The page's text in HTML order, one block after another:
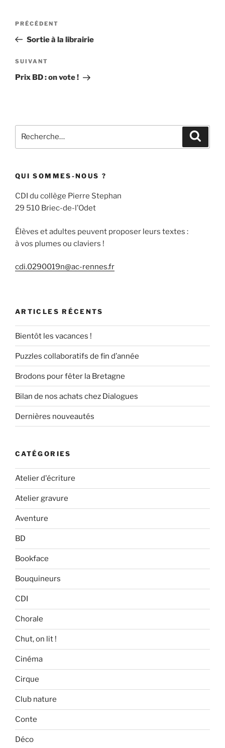
Navigation
l’article
Article
précédent
PRÉCÉDENT
Sortie à la librairie
Article
suivant
SUIVANT
Prix BD : on vote !
pour
QUI SOMMES-NOUS ?
CDI du collège Pierre Stephan
29 510 Briec-de-l’Odet
Élèves et adultes peuvent proposer leurs textes :
à vos plumes ou claviers !
cdi.0290019n@ac-rennes.fr
ARTICLES RÉCENTS
Bientôt les vacances !
Puzzles collaboratifs de fin d’année
Brodons pour fêter la Bretagne
Bilan de nos achats chez Dialogues
Dernières nouveautés
CATÉGORIES
Atelier d'écriture
Atelier gravure
Aventure
BD
Bookface
Bouquineurs
CDI
Chorale
Chut, on lit !
Cinéma
Cirque
Club nature
Conte
Déco